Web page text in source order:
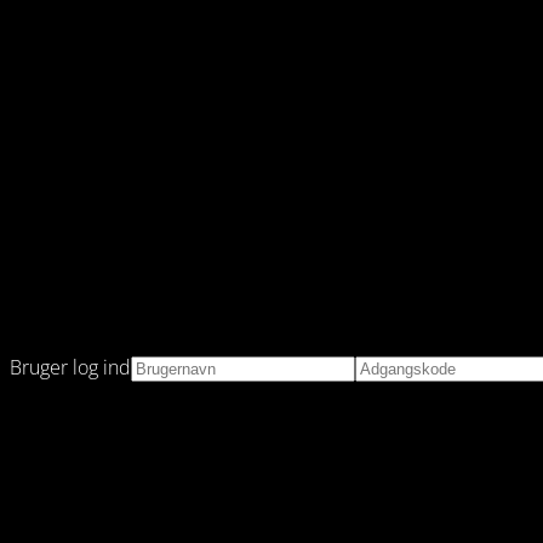
Bruger log ind